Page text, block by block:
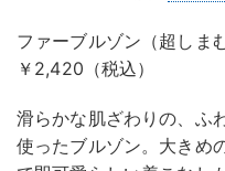
ファーブルゾン（超しま
￥2,420（税込）
滑らかな肌ざわりの、ふ
使ったブルゾン。大きめ